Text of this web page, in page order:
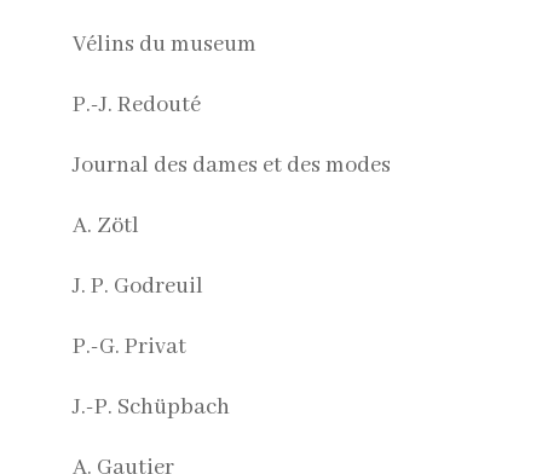
Vélins du museum
P.-J. Redouté
Journal des dames et des modes
A. Zötl
J. P. Godreuil
P.-G. Privat
J.-P. Schüpbach
A. Gautier